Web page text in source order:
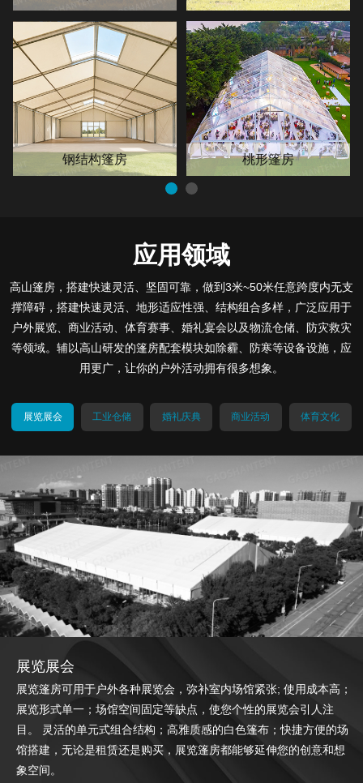
钢结构篷房 桃形篷房
应用领域
高山篷房，搭建快速灵活、坚固可靠，做到3米~50米任意跨度内无支
撑障碍，搭建快速灵活、地形适应性强、结构组合多样，广泛应用于
户外展览、商业活动、体育赛事、婚礼宴会以及物流仓储、防灾救灾
等领域。辅以高山研发的篷房配套模块如除霾、防寒等设备设施，应
用更广，让你的户外活动拥有很多想象。
展览展会 工业仓储 婚礼庆典 商业活动 体育文化
展览展会
展览篷房可用于户外各种展览会，弥补室内场馆紧张; 使用成本高；
展览形式单一；场馆空间固定等缺点，使您个性的展览会引人注
目。 灵活的单元式组合结构；高雅质感的白色篷布；快捷方便的场
馆搭建，无论是租赁还是购买，展览篷房都能够延伸您的创意和想
象空间。